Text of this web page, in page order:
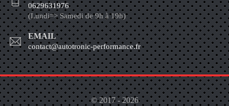
0629631976
(Lundi=> Samedi de 9h à 19h)
EMAIL
contact@autotronic-performance.fr
© 2017 - 2026